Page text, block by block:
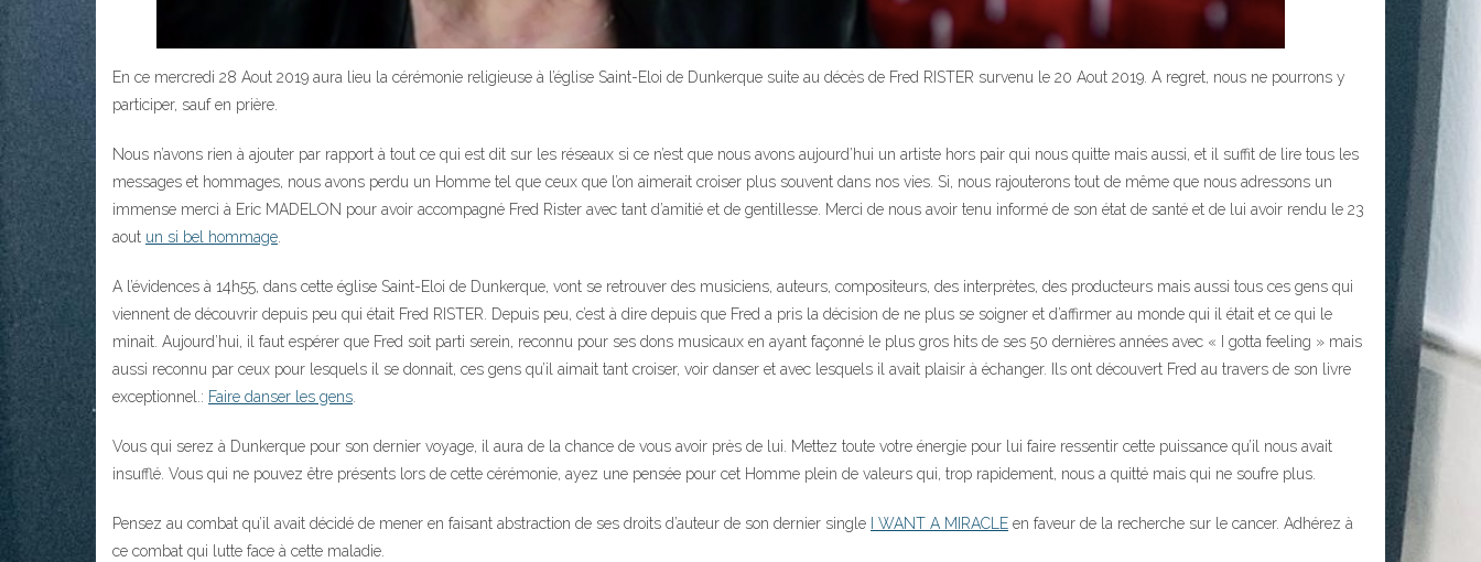
En ce mercredi 28 Aout 2019 aura lieu la cérémonie religieuse à l’église Saint-Eloi de Dunkerque suite au décès de Fred RISTER survenu le 20 Aout 2019. A regret, nous ne pourrons y
participer, sauf en prière.
Nous n’avons rien à ajouter par rapport à tout ce qui est dit sur les réseaux si ce n’est que nous avons aujourd’hui un artiste hors pair qui nous quitte mais aussi, et il suffit de lire tous les
messages et hommages, nous avons perdu un Homme tel que ceux que l’on aimerait croiser plus souvent dans nos vies. Si, nous rajouterons tout de même que nous adressons un
immense merci à Eric MADELON pour avoir accompagné Fred Rister avec tant d’amitié et de gentillesse. Merci de nous avoir tenu informé de son état de santé et de lui avoir rendu le 23
aout un si bel hommage.
A l’évidences à 14h55, dans cette église Saint-Eloi de Dunkerque, vont se retrouver des musiciens, auteurs, compositeurs, des interprètes, des producteurs mais aussi tous ces gens qui
viennent de découvrir depuis peu qui était Fred RISTER. Depuis peu, c’est à dire depuis que Fred a pris la décision de ne plus se soigner et d’affirmer au monde qui il était et ce qui le
minait. Aujourd’hui, il faut espérer que Fred soit parti serein, reconnu pour ses dons musicaux en ayant façonné le plus gros hits de ses 50 dernières années avec « I gotta feeling » mais
aussi reconnu par ceux pour lesquels il se donnait, ces gens qu’il aimait tant croiser, voir danser et avec lesquels il avait plaisir à échanger. Ils ont découvert Fred au travers de son livre
exceptionnel.: Faire danser les gens.
Vous qui serez à Dunkerque pour son dernier voyage, il aura de la chance de vous avoir près de lui. Mettez toute votre énergie pour lui faire ressentir cette puissance qu’il nous avait
insufflé. Vous qui ne pouvez être présents lors de cette cérémonie, ayez une pensée pour cet Homme plein de valeurs qui, trop rapidement, nous a quitté mais qui ne soufre plus.
Pensez au combat qu’il avait décidé de mener en faisant abstraction de ses droits d’auteur de son dernier single I WANT A MIRACLE en faveur de la recherche sur le cancer. Adhérez à
ce combat qui lutte face à cette maladie.